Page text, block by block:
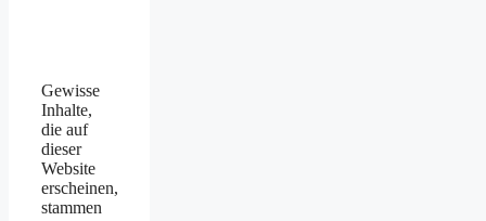
Gewisse
Inhalte,
die auf
dieser
Website
erscheinen,
stammen